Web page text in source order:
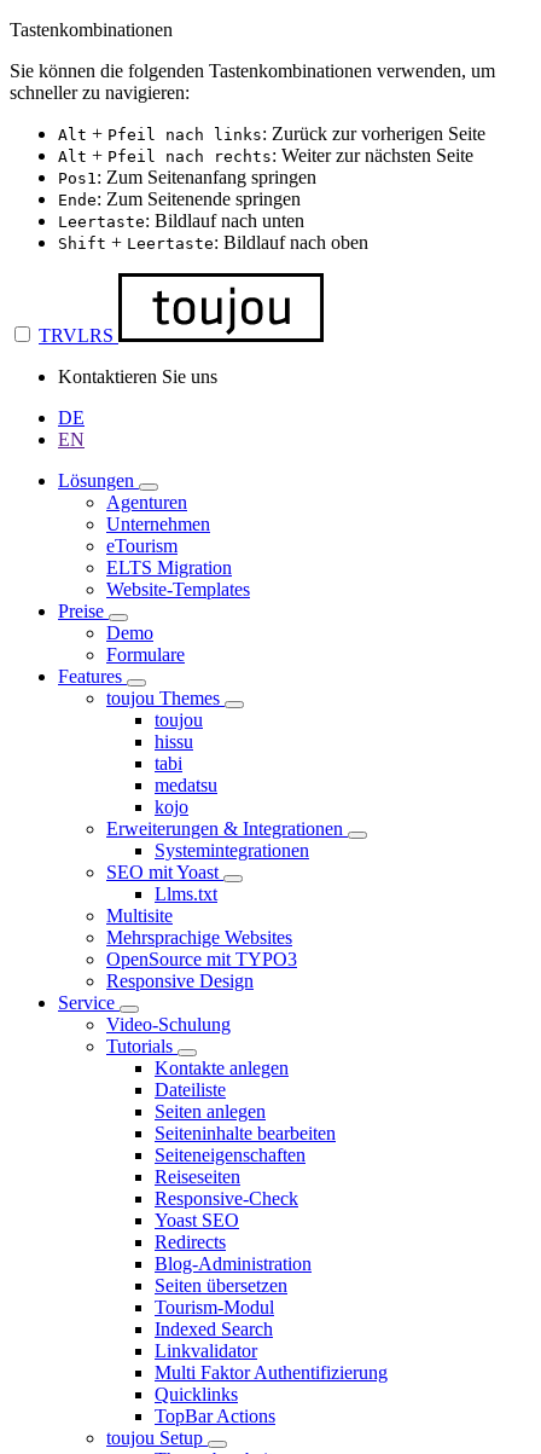
Tastenkombinationen
Sie können die folgenden Tastenkombinationen verwenden, um
schneller zu navigieren:
Alt + Pfeil nach links: Zurück zur vorherigen Seite
Alt + Pfeil nach rechts: Weiter zur nächsten Seite
Pos1: Zum Seitenanfang springen
Ende: Zum Seitenende springen
Leertaste: Bildlauf nach unten
Shift + Leertaste: Bildlauf nach oben
TRVLRS
Kontaktieren Sie uns
DE
EN
Lösungen
Agenturen
Unternehmen
eTourism
ELTS Migration
Website-Templates
Preise
Demo
Formulare
Features
toujou Themes
toujou
hissu
tabi
medatsu
kojo
Erweiterungen & Integrationen
Systemintegrationen
SEO mit Yoast
Llms.txt
Multisite
Mehrsprachige Websites
OpenSource mit TYPO3
Responsive Design
Service
Video-Schulung
Tutorials
Kontakte anlegen
Dateiliste
Seiten anlegen
Seiteninhalte bearbeiten
Seiteneigenschaften
Reiseseiten
Responsive-Check
Yoast SEO
Redirects
Blog-Administration
Seiten übersetzen
Tourism-Modul
Indexed Search
Linkvalidator
Multi Faktor Authentifizierung
Quicklinks
TopBar Actions
toujou Setup